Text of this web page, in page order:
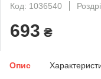
Код: 1036540
693 ₴
Опис